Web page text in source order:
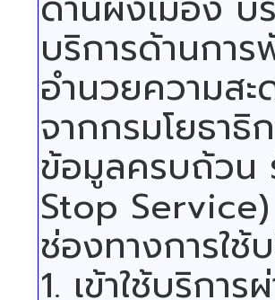
บริการด้านกา
อำนวยความส
จากกรมโยธาธิ
ข้อมูลครบถ้วน
Stop Service)
ช่องทางการใช้
1. เข้าใช้บริก